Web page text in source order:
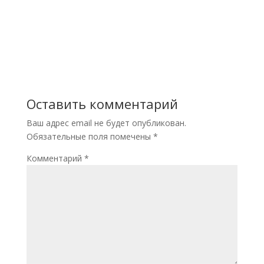
Оставить комментарий
Ваш адрес email не будет опубликован.
Обязательные поля помечены *
Комментарий *